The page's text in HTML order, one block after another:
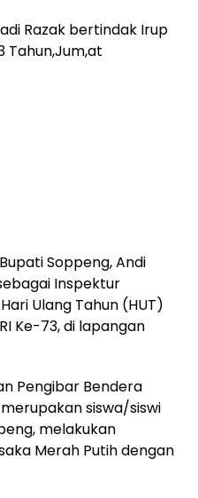
Razak bertindak Irup
Tahun,Jum,at
Soppeng, Andi
Inspektur
Ulang Tahun (HUT)
Ke-73, di lapangan
Pengibar Bendera
siswa/siswi
melakukan
Merah Putih dengan